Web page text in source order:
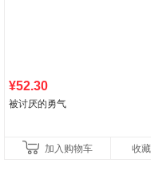
¥52.30
被讨厌的勇气
加入购物车 收藏